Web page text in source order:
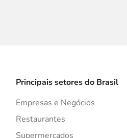
Principais setores do Brasil
Empresas e Negócios
Restaurantes
Supermercados